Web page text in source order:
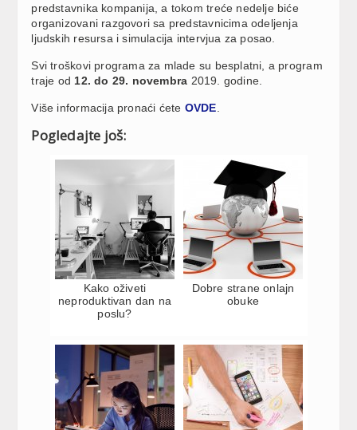
predstavnika kompanija, a tokom treće nedelje biće
organizovani razgovori sa predstavnicima odeljenja
ljudskih resursa i simulacija intervjua za posao.
Svi troškovi programa za mlade su besplatni, a program
traje od 12. do 29. novembra 2019. godine.
Više informacija pronaći ćete OVDE
Pogledajte još:
Kako oživeti
neproduktivan dan na
poslu?
Dobre strane onlajn
obuke